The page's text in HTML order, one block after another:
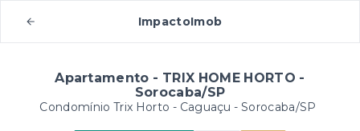
ImpactoImob
Apartamento - TRIX HOME HORTO -
Sorocaba/SP
Condomínio Trix Horto - Caguaçu - Sorocaba/SP